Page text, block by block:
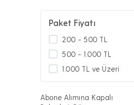
Paket Fiyatı
200 - 500 TL
500 - 1.000 TL
1.000 TL ve Üzeri
Abone Alımına Kapalı